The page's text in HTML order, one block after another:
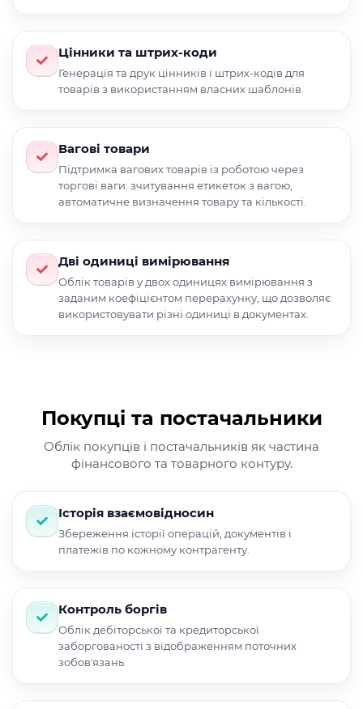
Цінники та штрих-коди
Генерація та друк цінників і штрих-кодів для
товарів з використанням власних шаблонів.
Вагові товари
Підтримка вагових товарів із роботою через
торгові ваги: зчитування етикеток з вагою,
автоматичне визначення товару та кількості.
Дві одиниці вимірювання
Облік товарів у двох одиницях вимірювання з
заданим коефіцієнтом перерахунку, що дозволяє
використовувати різні одиниці в документах.
Покупці та постачальники
Облік покупців і постачальників як частина
фінансового та товарного контуру.
Історія взаємовідносин
Збереження історії операцій, документів і
платежів по кожному контрагенту.
Контроль боргів
Облік дебіторської та кредиторської
заборгованості з відображенням поточних
зобовʼязань.